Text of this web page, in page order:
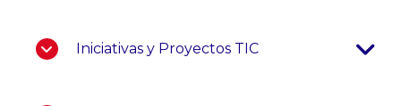
Iniciativas y Proyectos TIC